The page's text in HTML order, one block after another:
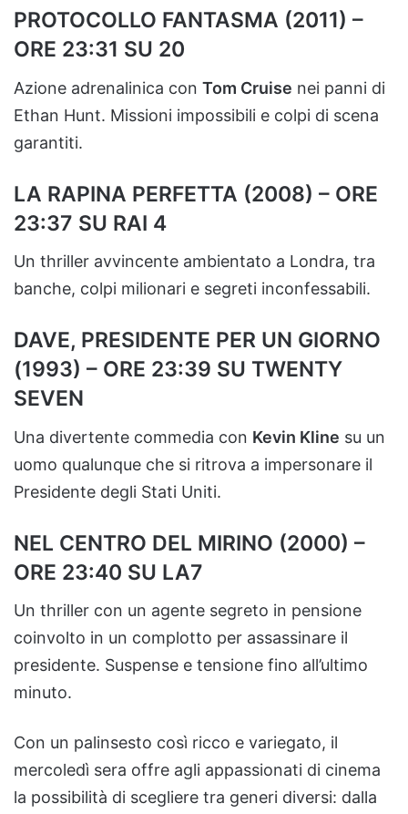
PROTOCOLLO FANTASMA (2011) –
ORE 23:31 SU 20
Azione adrenalinica con Tom Cruise nei panni di
Ethan Hunt. Missioni impossibili e colpi di scena
garantiti.
LA RAPINA PERFETTA (2008) – ORE
23:37 SU RAI 4
Un thriller avvincente ambientato a Londra, tra
banche, colpi milionari e segreti inconfessabili.
DAVE, PRESIDENTE PER UN GIORNO
(1993) – ORE 23:39 SU TWENTY
SEVEN
Una divertente commedia con Kevin Kline su un
uomo qualunque che si ritrova a impersonare il
Presidente degli Stati Uniti.
NEL CENTRO DEL MIRINO (2000) –
ORE 23:40 SU LA7
Un thriller con un agente segreto in pensione
coinvolto in un complotto per assassinare il
presidente. Suspense e tensione fino all’ultimo
minuto.
Con un palinsesto così ricco e variegato, il
mercoledì sera offre agli appassionati di cinema
la possibilità di scegliere tra generi diversi: dalla